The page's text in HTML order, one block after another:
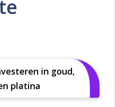
in goud,
platina